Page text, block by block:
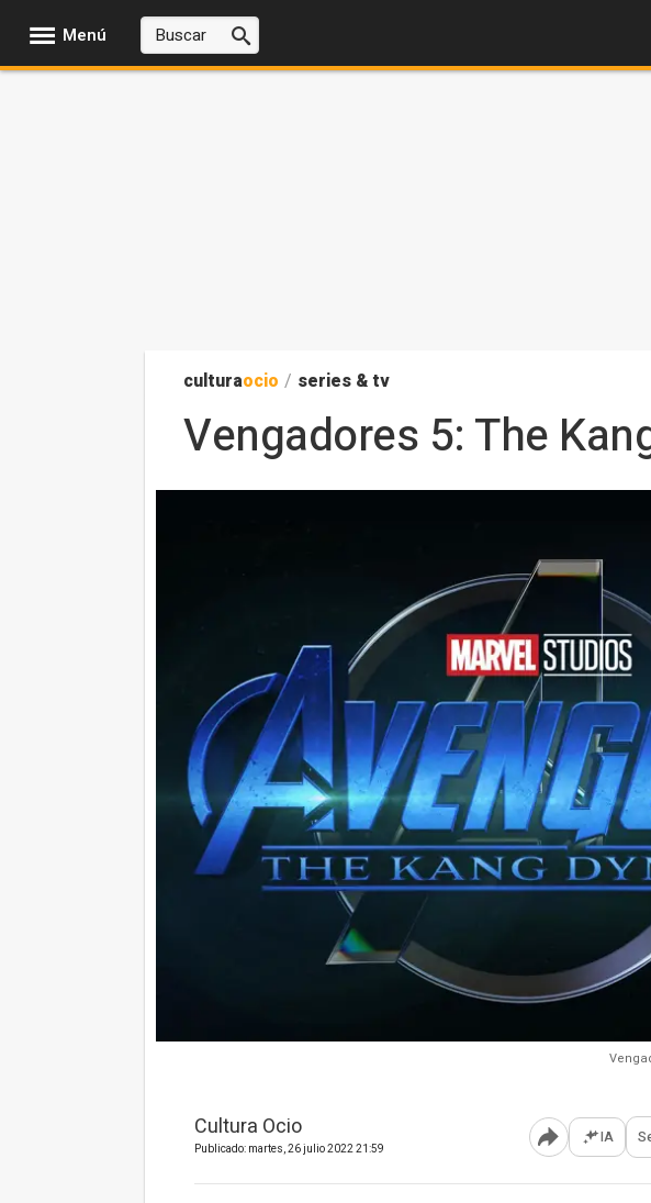
Menú
culturaocio / series & tv
Vengadores 5: The
Cultura Ocio
Publicado: martes, 26 julio 2022 21:59 Abrir IA